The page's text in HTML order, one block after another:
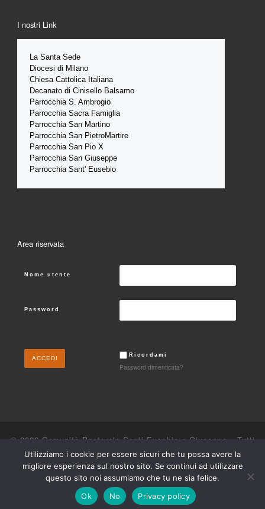
I nostri Link
La Santa Sede
Diocesi di Milano
Chiesa Cattolica Italiana
Decanato di Cinisello Balsamo
Parrocchia S. Ambrogio
Parrocchia Sacra Famiglia
Parrocchia San Martino
Parrocchia San PietroMartire
Parrocchia San Pio X
Parrocchia San Giuseppe
Parrocchia Sant' Eusebio
Area riservata
Nome utente
Password
Ricordami
Password dimenticata?
© 2026 Comunità Pastorale Santi Eusebio e Giuseppe – Tutti
i diritti riservati
Powered byWP– Designed con il tema Customizr
Utilizziamo i cookie per essere sicuri che tu possa avere la
migliore esperienza sul nostro sito. Se continui ad utilizzare
questo sito noi assumiamo che tu ne sia felice.
Ok
No Privacy policy